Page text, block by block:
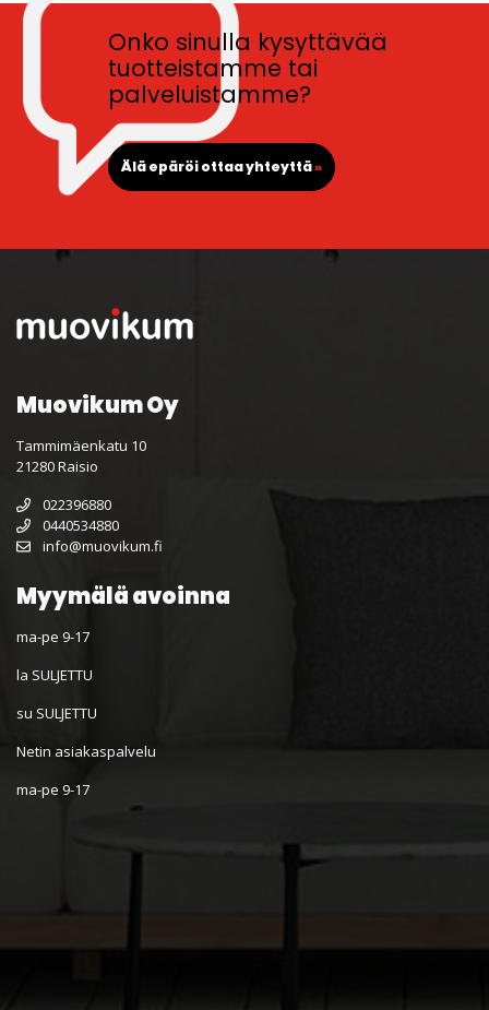
Onko sinulla kysyttävää
tuotteistamme tai
palveluistamme?
Älä epäröi ottaa yhteyttä»
Muovikum Oy
Tammimäenkatu 10
21280 Raisio
022396880
0440534880
info@muovikum.fi
Myymälä avoinna
ma-pe 9-17
la SULJETTU
su SULJETTU
Netin asiakaspalvelu
ma-pe 9-17